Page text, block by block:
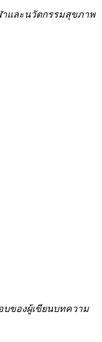
าและนวัตกรรมสุขภาพ
ของผู้เขียนบทความ